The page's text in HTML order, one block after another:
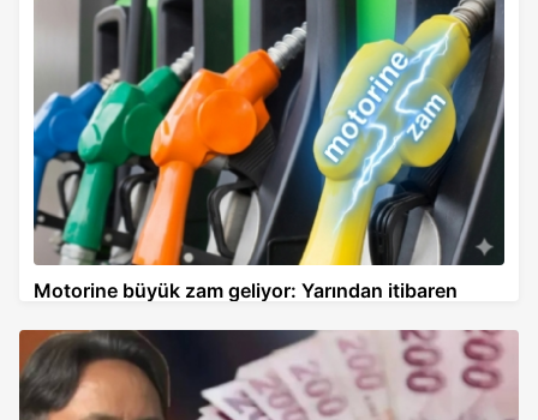
Motorine büyük zam geliyor: Yarından itibaren